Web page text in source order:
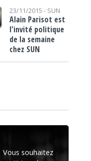
Lecteur audio
23/11/2015 - SUN
Alain Parisot est
l'invité politique
de la semaine
chez SUN
Vous souhaitez